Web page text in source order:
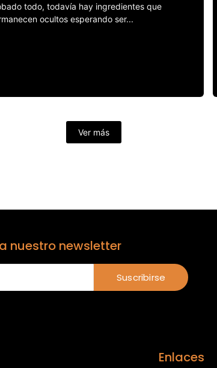
todo, todavía hay ingredientes que
ocultos esperando ser...
Ver más
nuestro newsletter
Suscribirse
Enlaces